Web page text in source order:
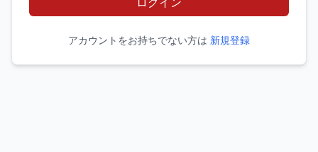
アカウントをお持ちでない方は 新規登録